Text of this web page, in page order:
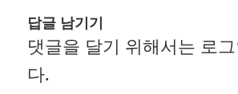
답글 남기기
댓글을 달기 위해서는 로
다.